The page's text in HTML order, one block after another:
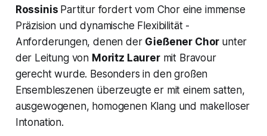
Rossinis Partitur fordert vom Chor eine immense
Präzision und dynamische Flexibilität -
Anforderungen, denen der Gießener Chor unter
der Leitung von Moritz Laurermit Bravour
gerecht wurde. Besonders in den großen
Ensembleszenen überzeugte er mit einem satten,
ausgewogenen, homogenen Klang und makelloser
Intonation.